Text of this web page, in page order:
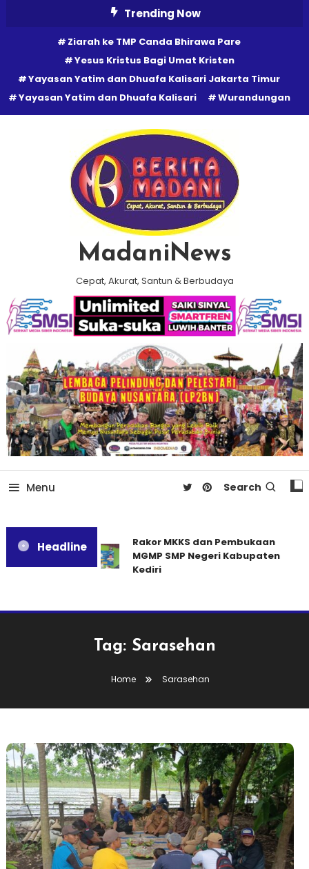
Trending Now
Ziarah ke TMP Canda Bhirawa Pare
Yesus Kristus Bagi Umat Kristen
Yayasan Yatim dan Dhuafa Kalisari Jakarta Timur
Yayasan Yatim dan Dhuafa Kalisari
Wurandungan
MadaniNews
Cepat, Akurat, Santun & Berbudaya
Menu Search
Headline
Rakor MKKS dan Pembukaan
MGMP SMP Negeri Kabupaten
Kediri
Tag: Sarasehan
Home Sarasehan